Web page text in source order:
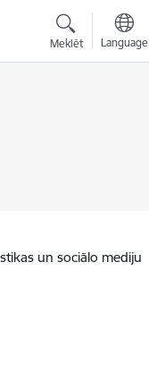
Meklēt Language
un sociālo mediju